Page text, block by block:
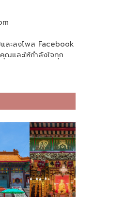
ละลงโพส Facebook
ณและให้กำลังใจทุก